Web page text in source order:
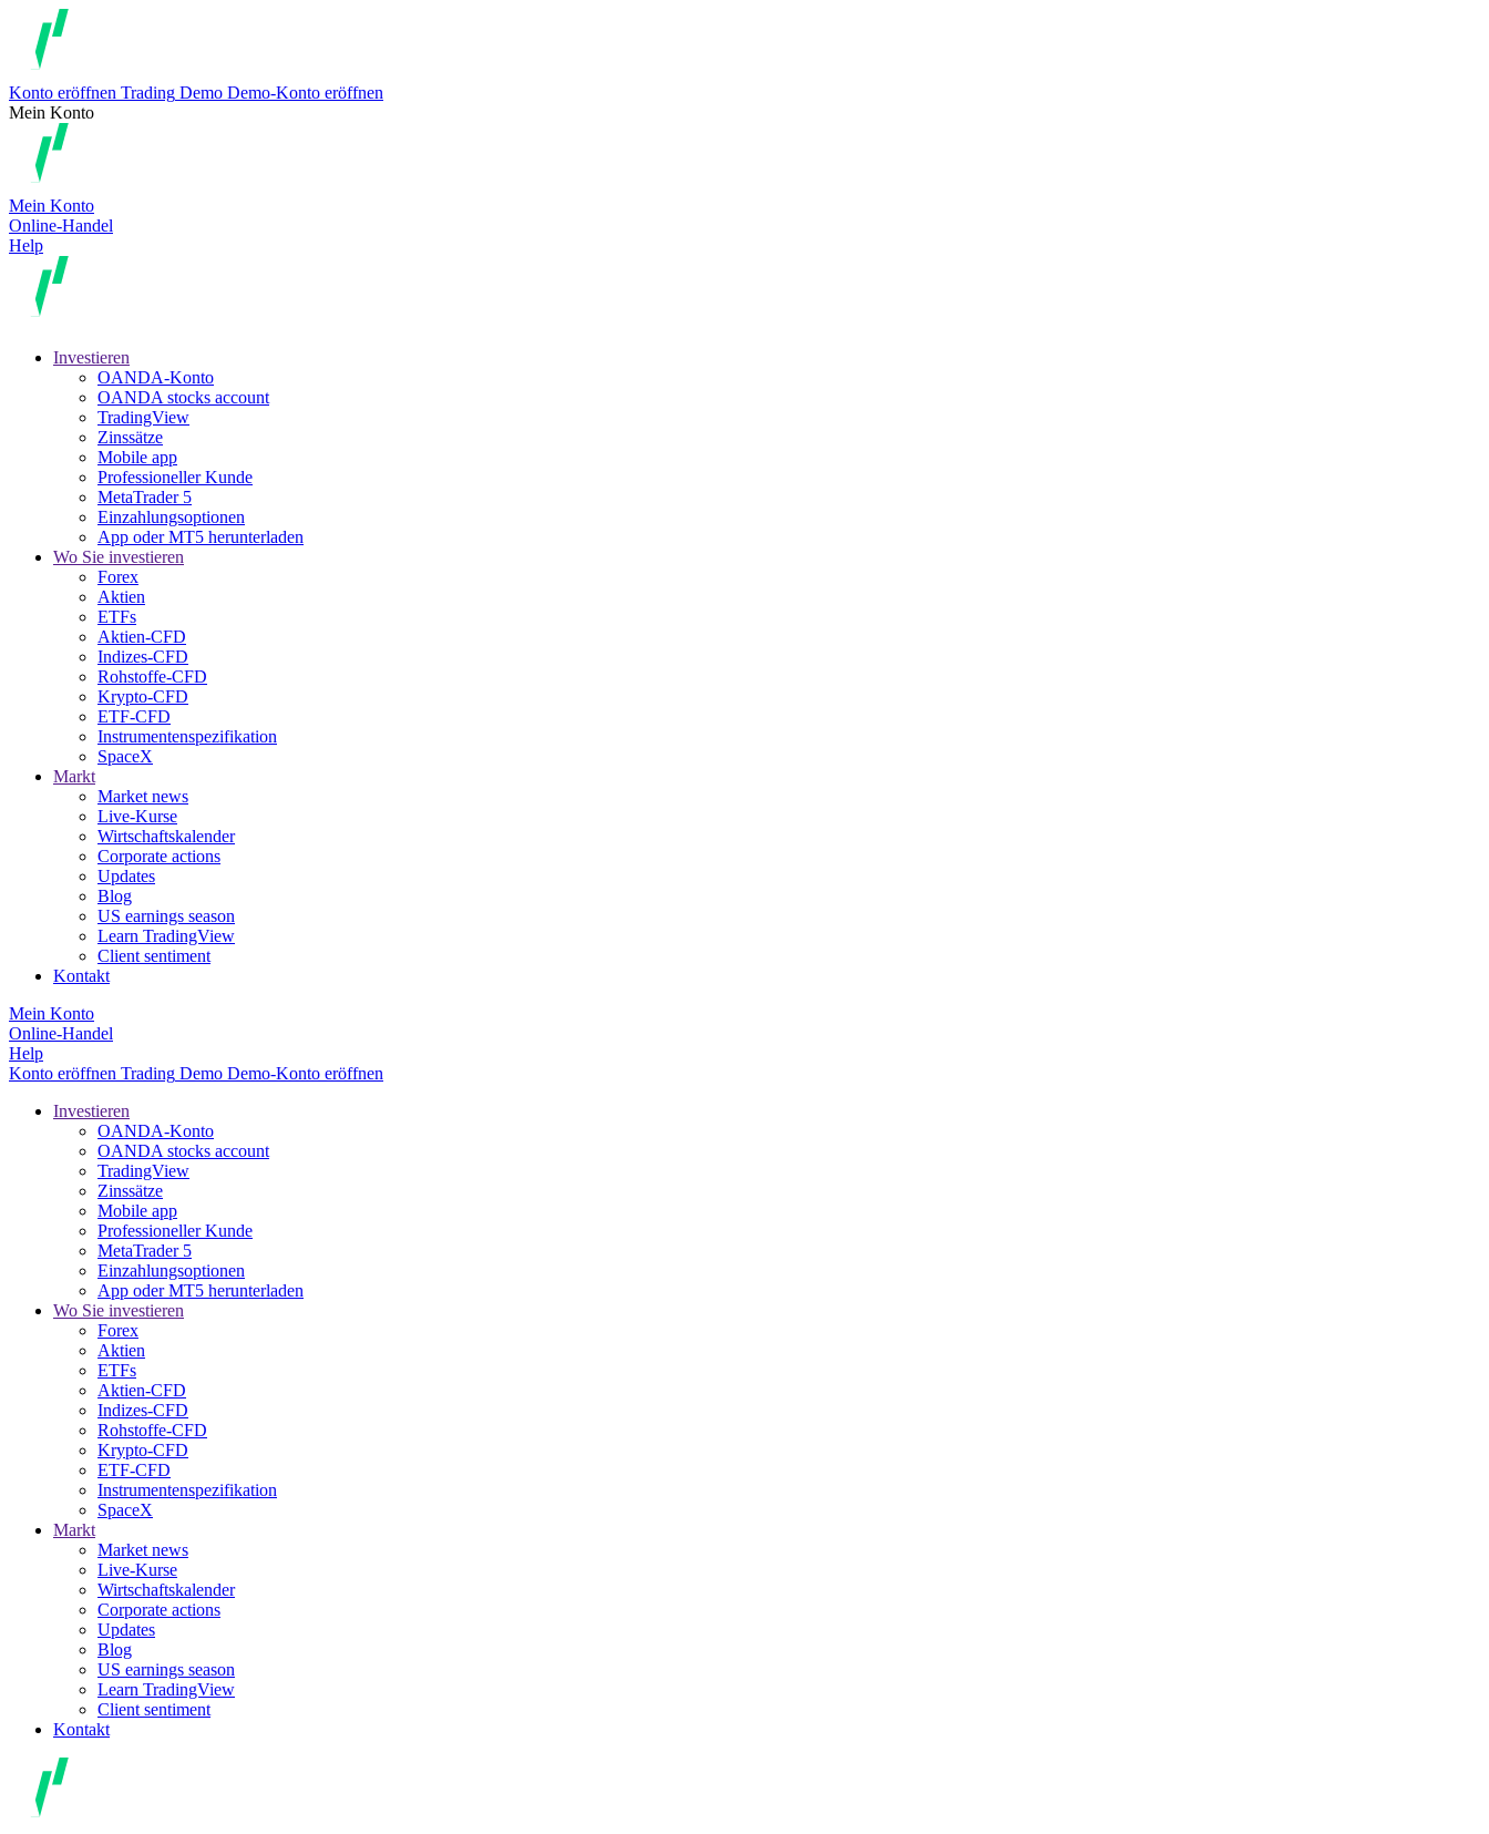
Konto eröffnen Trading Demo Demo-Konto eröffnen
Mein Konto
Mein Konto
Online-Handel
Help
Investieren
OANDA-Konto
OANDA stocks account
TradingView
Zinssätze
Mobile app
Professioneller Kunde
MetaTrader 5
Einzahlungsoptionen
App oder MT5 herunterladen
Wo Sie investieren
Forex
Aktien
ETFs
Aktien-CFD
Indizes-CFD
Rohstoffe-CFD
Krypto-CFD
ETF-CFD
Instrumentenspezifikation
SpaceX
Markt
Market news
Live-Kurse
Wirtschaftskalender
Corporate actions
Updates
Blog
US earnings season
Learn TradingView
Client sentiment
Kontakt
Mein Konto
Online-Handel
Help
Konto eröffnen Trading Demo Demo-Konto eröffnen
Investieren
OANDA-Konto
OANDA stocks account
TradingView
Zinssätze
Mobile app
Professioneller Kunde
MetaTrader 5
Einzahlungsoptionen
App oder MT5 herunterladen
Wo Sie investieren
Forex
Aktien
ETFs
Aktien-CFD
Indizes-CFD
Rohstoffe-CFD
Krypto-CFD
ETF-CFD
Instrumentenspezifikation
SpaceX
Markt
Market news
Live-Kurse
Wirtschaftskalender
Corporate actions
Updates
Blog
US earnings season
Learn TradingView
Client sentiment
Kontakt